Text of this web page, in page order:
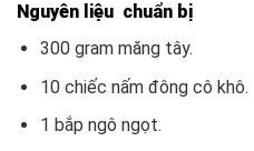
Nguyên liệu chuẩn bị
300 gram măng tây.
10 chiếc nấm đông cô khô.
1 bắp ngô ngọt.